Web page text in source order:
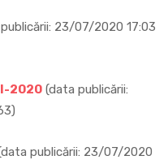
23/07/2020 17:03
2020 (data publicării:
publicării: 23/07/2020